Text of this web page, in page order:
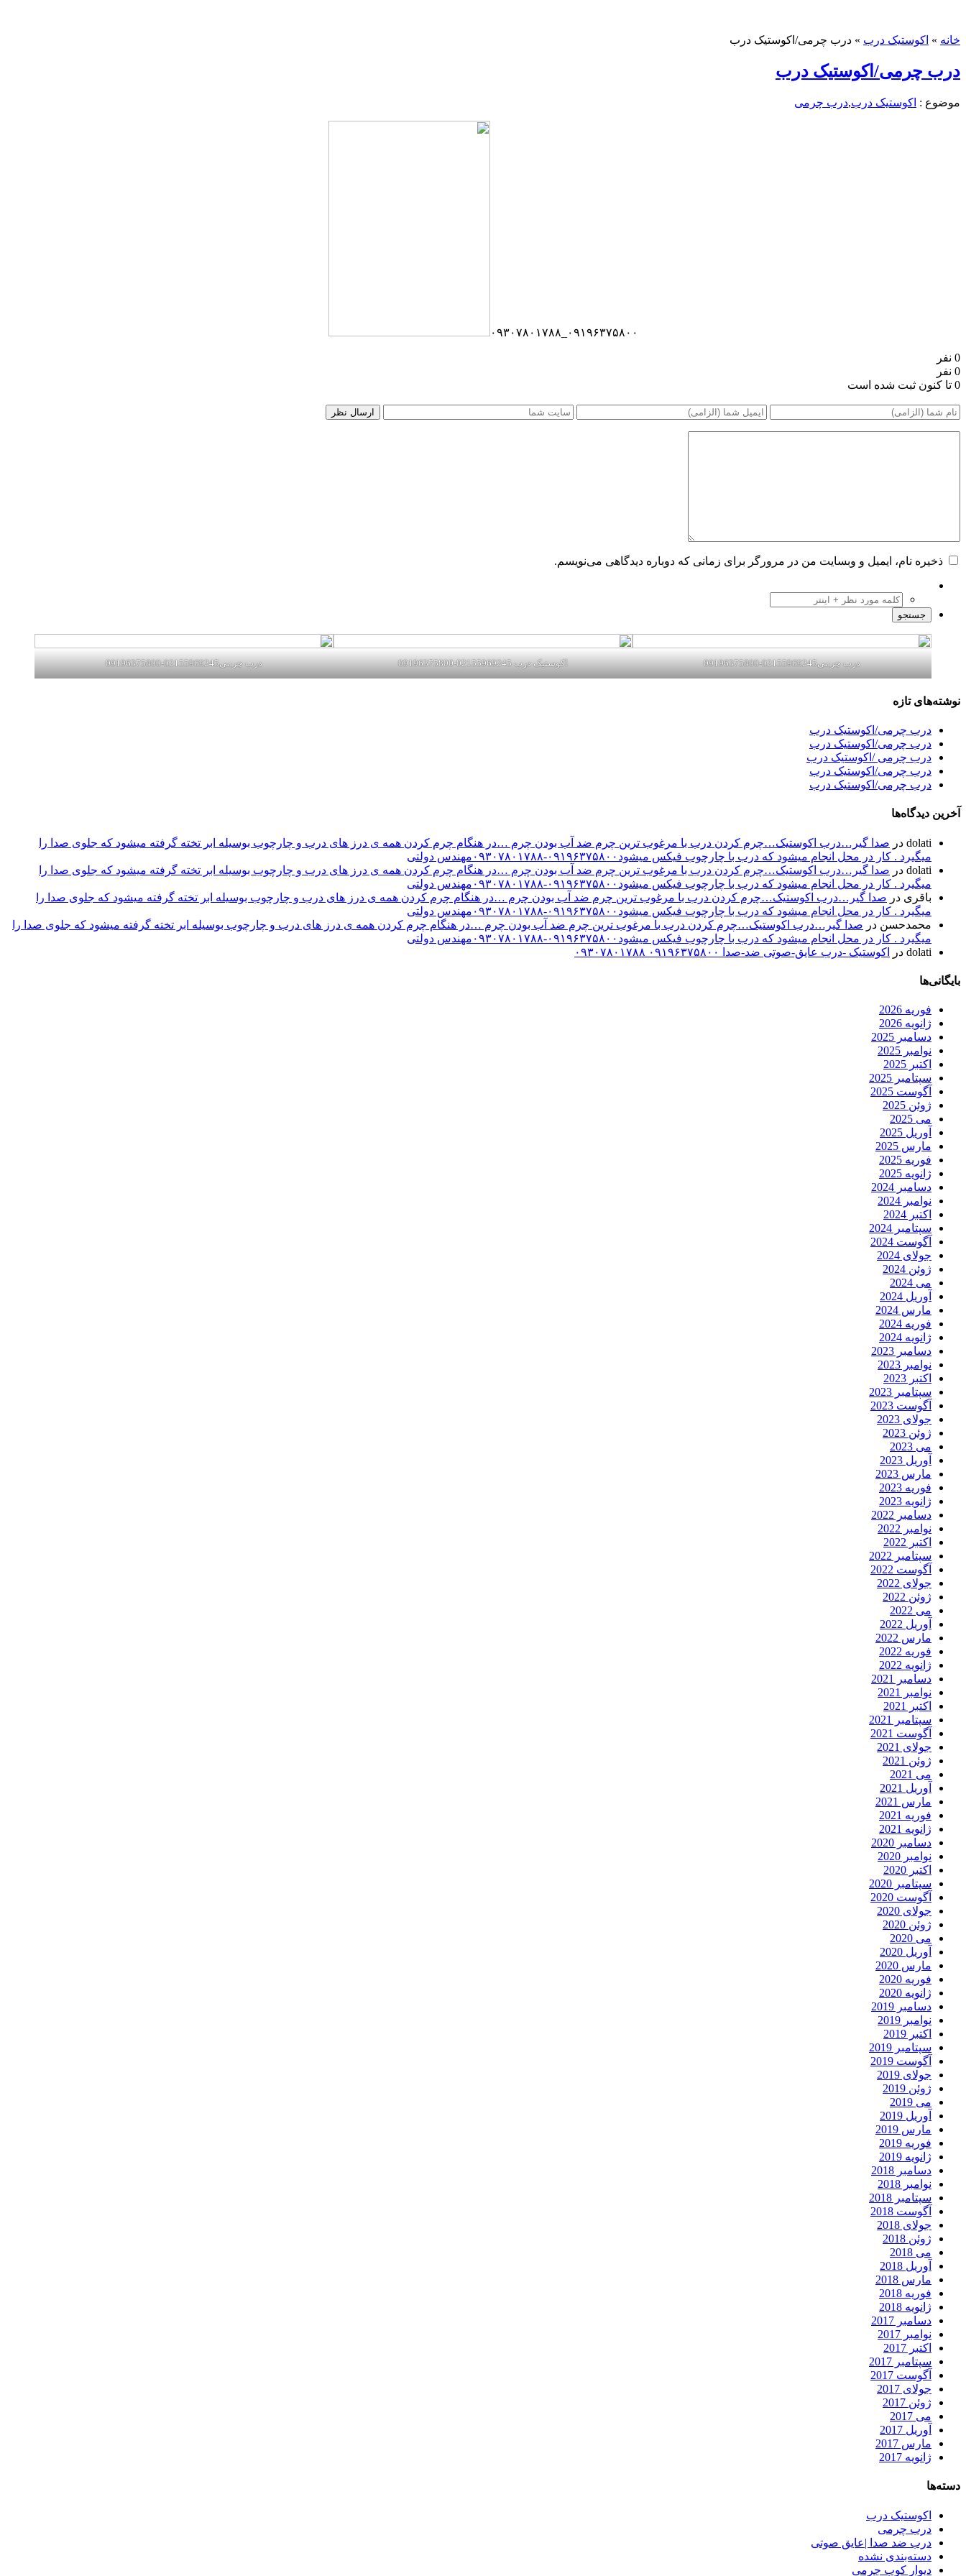
خانه » اکوستیک درب » درب چرمی/اکوستیک درب
درب چرمی/اکوستیک درب
موضوع : اکوستیک درب,درب چرمی
۰۹۱۹۶۳۷۵۸۰۰_۰۹۳۰۷۸۰۱۷۸۸
0 نفر
0 نفر
0 تا کنون ثبت شده است
ذخیره نام، ایمیل و وبسایت من در مرورگر برای زمانی که دوباره دیدگاهی می‌نویسم.
درب چرمی02155969245-09196375800 اکوستیک درب 02155969245-09196375800 درب چرمی02155969245-09196375800
نوشته‌های تازه
درب چرمی/اکوستیک درب
درب چرمی/اکوستیک درب
درب چرمی /اکوستیک درب
درب چرمی/اکوستیک درب
درب چرمی/اکوستیک درب
آخرین دیدگاه‌ها
dolati در صدا گیر…درب اکوستیک…چرم کردن درب با مرغوب ترین چرم ضد آب بودن چرم …در هنگام چرم کردن همه ی درز های درب و چارچوب بوسیله ابر تخته گرفته میشود که جلوی صدا را
میگیرد . کار در محل انجام میشود که درب با چارچوب فیکس میشود۰۹۱۹۶۳۷۵۸۰۰-۰۹۳۰۷۸۰۱۷۸۸مهندس دولتی
dolati در صدا گیر…درب اکوستیک…چرم کردن درب با مرغوب ترین چرم ضد آب بودن چرم …در هنگام چرم کردن همه ی درز های درب و چارچوب بوسیله ابر تخته گرفته میشود که جلوی صدا را
میگیرد . کار در محل انجام میشود که درب با چارچوب فیکس میشود۰۹۱۹۶۳۷۵۸۰۰-۰۹۳۰۷۸۰۱۷۸۸مهندس دولتی
باقری در صدا گیر…درب اکوستیک…چرم کردن درب با مرغوب ترین چرم ضد آب بودن چرم …در هنگام چرم کردن همه ی درز های درب و چارچوب بوسیله ابر تخته گرفته میشود که جلوی صدا را
میگیرد . کار در محل انجام میشود که درب با چارچوب فیکس میشود۰۹۱۹۶۳۷۵۸۰۰-۰۹۳۰۷۸۰۱۷۸۸مهندس دولتی
محمدحسن در صدا گیر…درب اکوستیک…چرم کردن درب با مرغوب ترین چرم ضد آب بودن چرم …در هنگام چرم کردن همه ی درز های درب و چارچوب بوسیله ابر تخته گرفته میشود که جلوی صدا را
میگیرد . کار در محل انجام میشود که درب با چارچوب فیکس میشود۰۹۱۹۶۳۷۵۸۰۰-۰۹۳۰۷۸۰۱۷۸۸مهندس دولتی
dolati در اکوستیک -درب عایق-صوتی ضد-صدا ۰۹۱۹۶۳۷۵۸۰۰ ۰۹۳۰۷۸۰۱۷۸۸
بایگانی‌ها
فوریه 2026
ژانویه 2026
دسامبر 2025
نوامبر 2025
اکتبر 2025
سپتامبر 2025
آگوست 2025
ژوئن 2025
می 2025
آوریل 2025
مارس 2025
فوریه 2025
ژانویه 2025
دسامبر 2024
نوامبر 2024
اکتبر 2024
سپتامبر 2024
آگوست 2024
جولای 2024
ژوئن 2024
می 2024
آوریل 2024
مارس 2024
فوریه 2024
ژانویه 2024
دسامبر 2023
نوامبر 2023
اکتبر 2023
سپتامبر 2023
آگوست 2023
جولای 2023
ژوئن 2023
می 2023
آوریل 2023
مارس 2023
فوریه 2023
ژانویه 2023
دسامبر 2022
نوامبر 2022
اکتبر 2022
سپتامبر 2022
آگوست 2022
جولای 2022
ژوئن 2022
می 2022
آوریل 2022
مارس 2022
فوریه 2022
ژانویه 2022
دسامبر 2021
نوامبر 2021
اکتبر 2021
سپتامبر 2021
آگوست 2021
جولای 2021
ژوئن 2021
می 2021
آوریل 2021
مارس 2021
فوریه 2021
ژانویه 2021
دسامبر 2020
نوامبر 2020
اکتبر 2020
سپتامبر 2020
آگوست 2020
جولای 2020
ژوئن 2020
می 2020
آوریل 2020
مارس 2020
فوریه 2020
ژانویه 2020
دسامبر 2019
نوامبر 2019
اکتبر 2019
سپتامبر 2019
آگوست 2019
جولای 2019
ژوئن 2019
می 2019
آوریل 2019
مارس 2019
فوریه 2019
ژانویه 2019
دسامبر 2018
نوامبر 2018
سپتامبر 2018
آگوست 2018
جولای 2018
ژوئن 2018
می 2018
آوریل 2018
مارس 2018
فوریه 2018
ژانویه 2018
دسامبر 2017
نوامبر 2017
اکتبر 2017
سپتامبر 2017
آگوست 2017
جولای 2017
ژوئن 2017
می 2017
آوریل 2017
مارس 2017
ژانویه 2017
دسته‌ها
اکوستیک درب
درب چرمی
درب ضد صدا |عایق صوتی
دسته‌بندی نشده
دیوار کوب چرمی